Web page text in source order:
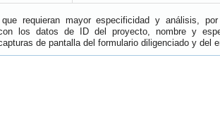
requieran mayor especificidad y análisis,
los datos de ID del proyecto, nombre y
de pantalla del formulario diligenciado y del